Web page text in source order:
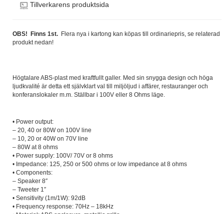
Tillverkarens produktsida
OBS! Finns 1st. Flera nya i kartong kan köpas till ordinariepris, se relaterad
produkt nedan!
Högtalare ABS-plast med kraftfullt galler. Med sin snygga design och höga
ljudkvalité är detta ett självklart val till miljöljud i affärer, restauranger och
konferanslokaler m.m. Ställbar i 100V eller 8 Ohms läge.
• Power output:
– 20, 40 or 80W on 100V line
– 10, 20 or 40W on 70V line
– 80W at 8 ohms
• Power supply: 100V/ 70V or 8 ohms
• Impedance: 125, 250 or 500 ohms or low impedance at 8 ohms
• Components:
– Speaker 8″
– Tweeter 1″
• Sensitivity (1m/1W): 92dB
• Frequency response: 70Hz – 18kHz